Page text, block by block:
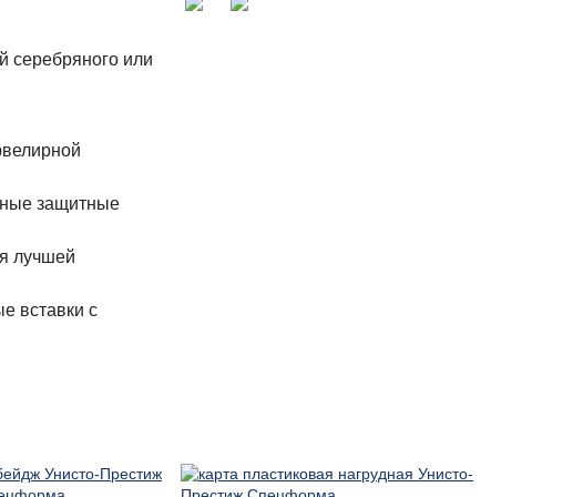
серебряного или
защитные
лучшей
вставки с